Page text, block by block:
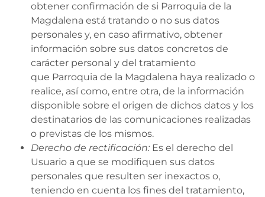
obtener confirmación de si Parroquia de la
Magdalena está tratando o no sus datos
personales y, en caso afirmativo, obtener
información sobre sus datos concretos de
carácter personal y del tratamiento
que Parroquia de la Magdalena haya realizado o
realice, así como, entre otra, de la información
disponible sobre el origen de dichos datos y los
destinatarios de las comunicaciones realizadas
o previstas de los mismos.
Derecho de rectificación: Es el derecho del
Usuario a que se modifiquen sus datos
personales que resulten ser inexactos o,
teniendo en cuenta los fines del tratamiento,